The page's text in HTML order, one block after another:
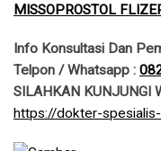
MISSOPROSTOL
Info Konsultasi Dan
Telpon / Whatsapp :
SILAHKAN KUNJUNGI
​https://dokter-